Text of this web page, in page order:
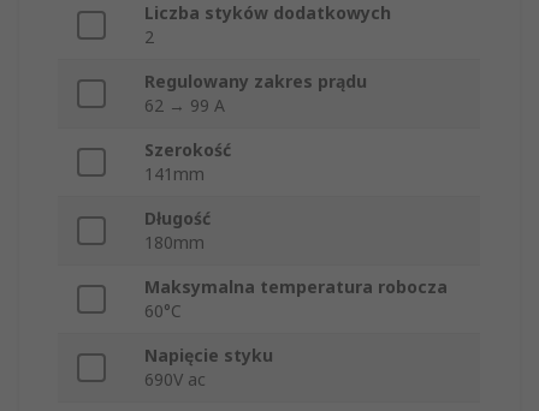
Liczba styków dodatkowych
2
Regulowany zakres prądu
62 → 99 A
Szerokość
141mm
Długość
180mm
Maksymalna temperatura robocza
60°C
Napięcie styku
690V ac